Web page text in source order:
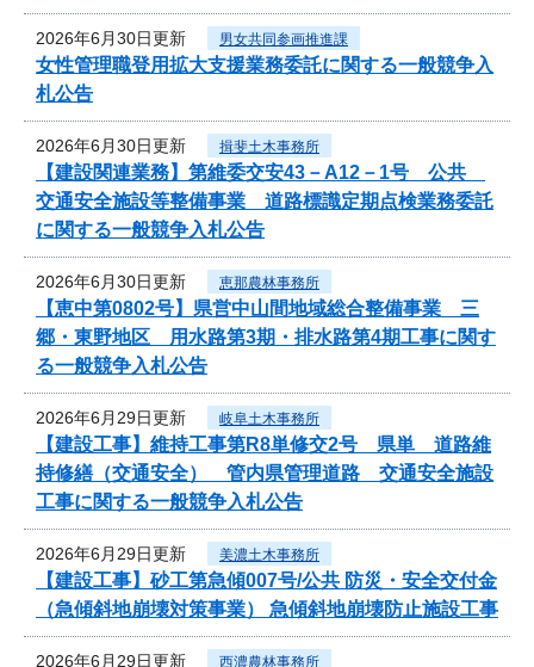
2026年6月30日更新 男女共同参画推進課
女性管理職登用拡大支援業務委託に関する一般競争入
札公告
2026年6月30日更新 揖斐土木事務所
【建設関連業務】第維委交安43－A12－1号 公共
交通安全施設等整備事業 道路標識定期点検業務委託
に関する一般競争入札公告
2026年6月30日更新 恵那農林事務所
【恵中第0802号】県営中山間地域総合整備事業 三
郷・東野地区 用水路第3期・排水路第4期工事に関す
る一般競争入札公告
2026年6月29日更新 岐阜土木事務所
【建設工事】維持工事第R8単修交2号 県単 道路維
持修繕（交通安全） 管内県管理道路 交通安全施設
工事に関する一般競争入札公告
2026年6月29日更新 美濃土木事務所
【建設工事】砂工第急傾007号/公共 防災・安全交付金
（急傾斜地崩壊対策事業） 急傾斜地崩壊防止施設工事
2026年6月29日更新 西濃農林事務所